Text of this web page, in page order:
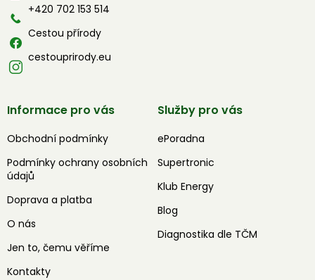
+420 702 153 514
Cestou přírody
cestouprirody.eu
Informace pro vás
Obchodní podmínky
Podmínky ochrany osobních
údajů
Doprava a platba
O nás
Jen to, čemu věříme
Kontakty
Služby pro vás
ePoradna
Supertronic
Klub Energy
Blog
Diagnostika dle TČM